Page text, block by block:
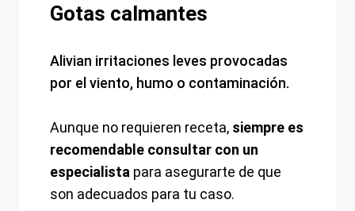
Gotas calmantes
Alivian irritaciones leves provocadas
por el viento, humo o contaminación.
Aunque no requieren receta, siempre es
recomendable consultar con un
especialista para asegurarte de que
son adecuados para tu caso.